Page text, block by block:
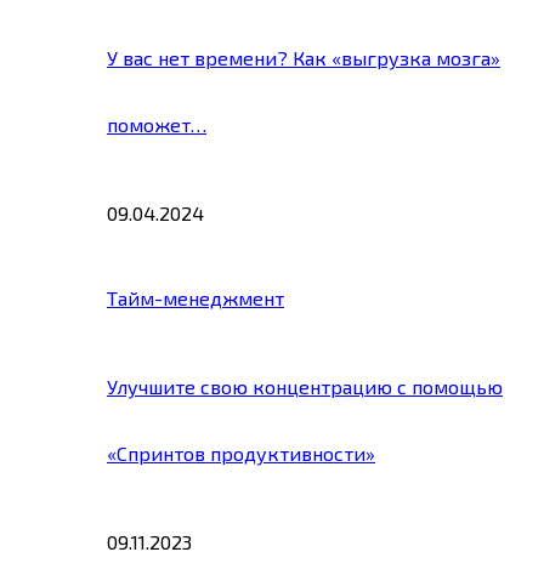
У вас нет времени? Как «выгрузка мозга»
поможет…
09.04.2024
Тайм-менеджмент
Улучшите свою концентрацию с помощью
«Спринтов продуктивности»
09.11.2023